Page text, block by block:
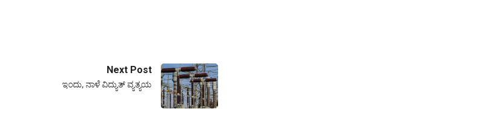
Next Post
ಇಂದು, ನಾಳೆ ವಿದ್ಯುತ್ ವ್ಯತ್ಯಯ